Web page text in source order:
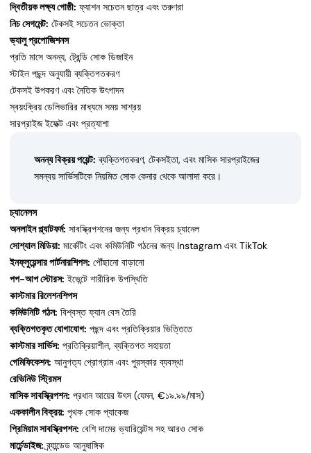
দ্বিতীয়ক লক্ষ্য গোষ্ঠী: ফ্যাশন সচেতন ছাত্র এবং তরুণরা
নিচ সেগমেন্ট: টেকসই সচেতন ভোক্তা
ভ্যালু প্রপোজিশনস
প্রতি মাসে অনন্য, ট্রেন্ডি সোক ডিজাইন
স্টাইল পছন্দ অনুযায়ী ব্যক্তিগতকরণ
টেকসই উপকরণ এবং নৈতিক উৎপাদন
স্বয়ংক্রিয় ডেলিভারির মাধ্যমে সময় সাশ্রয়
সারপ্রাইজ ইফেক্ট এবং প্রত্যাশা
অনন্য বিক্রয় পয়েন্ট: ব্যক্তিগতকরণ, টেকসইতা, এবং মাসিক সারপ্রাইজের
সমন্বয় সার্ভিসটিকে নিয়মিত সোক কেনার থেকে আলাদা করে।
চ্যানেলস
অনলাইন প্ল্যাটফর্ম: সাবস্ক্রিপশনের জন্য প্রধান বিক্রয় চ্যানেল
সোশ্যাল মিডিয়া: মার্কেটিং এবং কমিউনিটি গঠনের জন্য Instagram এবং TikTok
ইনফ্লুয়েন্সার পার্টনারশিপস: পৌঁছানো বাড়ানো
পপ-আপ স্টোরস: ইভেন্টে শারীরিক উপস্থিতি
কাস্টমার রিলেশনশিপস
কমিউনিটি গঠন: বিশ্বস্ত ফ্যান বেস তৈরি
ব্যক্তিগতকৃত যোগাযোগ: পছন্দ এবং প্রতিক্রিয়ার ভিত্তিতে
কাস্টমার সার্ভিস: প্রতিক্রিয়াশীল, ব্যক্তিগত সহায়তা
গেমিফিকেশন: আনুগত্য প্রোগ্রাম এবং পুরস্কার ব্যবস্থা
রেভিনিউ স্ট্রিমস
মাসিক সাবস্ক্রিপশন: প্রধান আয়ের উৎস (যেমন, €১৯.৯৯/মাস)
এককালীন বিক্রয়: পৃথক সোক প্যাকেজ
প্রিমিয়াম সাবস্ক্রিপশন: বেশি দামের ভ্যারিয়েন্টস সহ আরও সোক
মার্চেন্ডাইজ:ব্র্যান্ডেড আনুষাঙ্গিক